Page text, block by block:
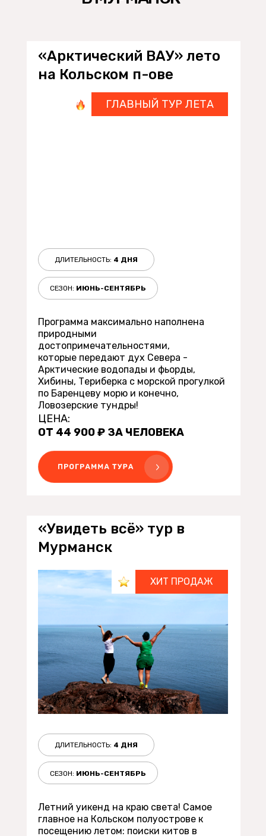
«Арктический ВАУ» лето
на Кольском п-ове
ДЛИТЕЛЬНОСТЬ: 4 ДНЯ
СЕЗОН: ИЮНЬ-СЕНТЯБРЬ
Программа максимально наполнена
природными
достопримечательностями,
которые передают дух Севера -
Арктические водопады и фьорды,
Хибины, Териберка с морской прогулкой
по Баренцеву морю и конечно,
Ловозерские тундры!
ЦЕНА:
ОТ 44 900 ₽ ЗА ЧЕЛОВЕКА
ГЛАВНЫЙ ТУР ЛЕТА
«Увидеть всё» тур в
Мурманск
ДЛИТЕЛЬНОСТЬ: 4 ДНЯ
СЕЗОН: ИЮНЬ-СЕНТЯБРЬ
Летний уикенд на краю света! Самое
главное на Кольском полуострове к
посещению летом: поиски китов в
ХИТ ПРОДАЖ